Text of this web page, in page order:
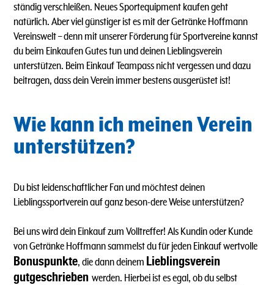
ständig verschleißen. Neues Sportequipment kaufen geht
natürlich. Aber viel günstiger ist es mit der Getränke Hoffmann
Vereinswelt – denn mit unserer Förderung für Sportvereine kannst
du beim Einkaufen Gutes tun und deinen Lieblingsverein
unterstützen. Beim Einkauf Teampass nicht vergessen und dazu
beitragen, dass dein Verein immer bestens ausgerüstet ist!
Wie kann ich meinen Verein
unterstützen?
Du bist leidenschaftlicher Fan und möchtest deinen
Lieblingssportverein auf ganz beson-dere Weise unterstützen?
Bei uns wird dein Einkauf zum Volltreffer! Als Kundin oder Kunde
von Getränke Hoffmann sammelst du für jeden Einkauf wertvolle
Bonuspunkte, die dann deinem Lieblingsverein
gutgeschrieben werden. Hierbei ist es egal, ob du selbst